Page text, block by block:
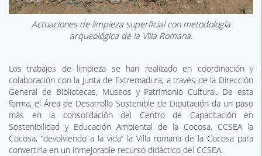
Actuaciones de limpieza superficial con metodología
arqueológica de la Villa Romana.
Los trabajos de limpieza se han realizado en coordinación y
colaboración con la Junta de Extremadura, a través de la Dirección
General de Bibliotecas, Museos y Patrimonio Cultural. De esta
forma, el Área de Desarrollo Sostenible de Diputación da un paso
más en la consolidación del Centro de Capacitación en
Sostenibilidad y Educación Ambiental de la Cocosa, CCSEA la
Cocosa, “devolviendo a la vida” la Villa romana de la Cocosa para
convertirla en un inmejorable recurso didáctico del CCSEA.